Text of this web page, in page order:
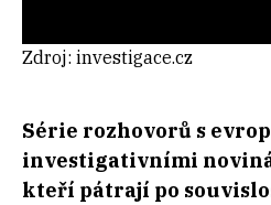
Zdroj: investigace.cz
Série rozhovorů s
investigativními
kteří pátrají po